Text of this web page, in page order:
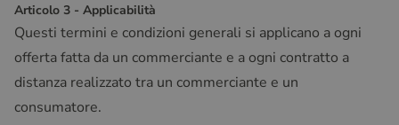
Articolo 3 - Applicabilità
Questi termini e condizioni generali si applicano a ogni
offerta fatta da un commerciante e a ogni contratto a
distanza realizzato tra un commerciante e un
consumatore.